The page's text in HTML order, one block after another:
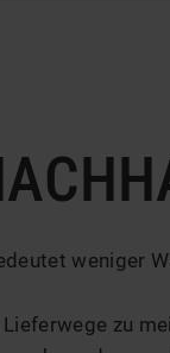
weniger
zu